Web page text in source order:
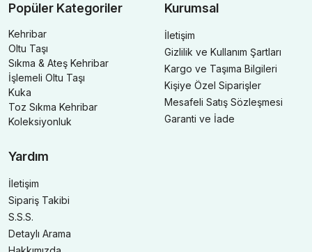
Popüler Kategoriler
Kehribar
Oltu Taşı
Sıkma & Ateş Kehribar
İşlemeli Oltu Taşı
Kuka
Toz Sıkma Kehribar
Koleksiyonluk
Kurumsal
İletişim
Gizlilik ve Kullanım Şartları
Kargo ve Taşıma Bilgileri
Kişiye Özel Siparişler
Mesafeli Satış Sözleşmesi
Garanti ve İade
Yardım
İletişim
Sipariş Takibi
S.S.S.
Detaylı Arama